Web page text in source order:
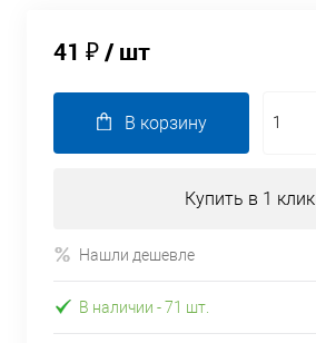
41 ₽/ шт
В корзину
Купить в 1 клик
Нашли дешевле
В наличии - 71 шт.